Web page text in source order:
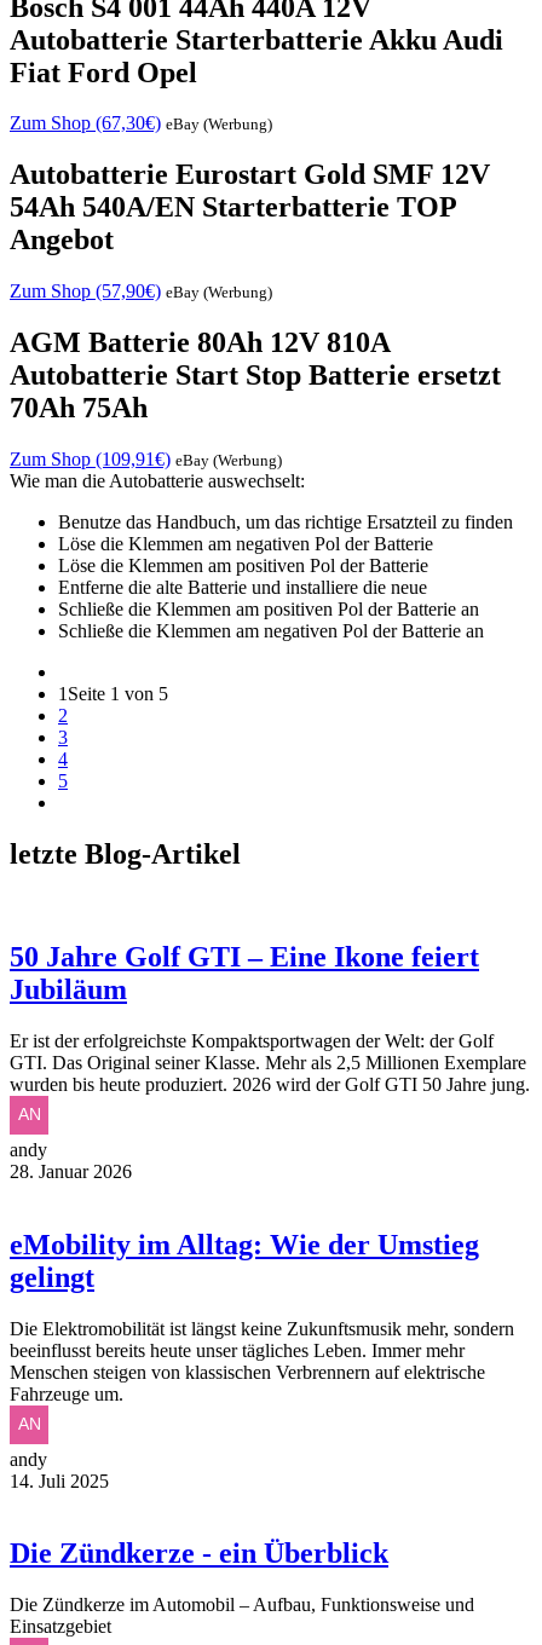
Bosch S4 001 44Ah 440A 12V
Autobatterie Starterbatterie Akku Audi
Fiat Ford Opel
Zum Shop (67,30€) eBay (Werbung)
Autobatterie Eurostart Gold SMF 12V
54Ah 540A/EN Starterbatterie TOP
Angebot
Zum Shop (57,90€) eBay (Werbung)
AGM Batterie 80Ah 12V 810A
Autobatterie Start Stop Batterie ersetzt
70Ah 75Ah
Zum Shop (109,91€) eBay (Werbung)
Wie man die Autobatterie auswechselt:
Benutze das Handbuch, um das richtige Ersatzteil zu finden
Löse die Klemmen am negativen Pol der Batterie
Löse die Klemmen am positiven Pol der Batterie
Entferne die alte Batterie und installiere die neue
Schließe die Klemmen am positiven Pol der Batterie an
Schließe die Klemmen am negativen Pol der Batterie an
1 Seite 1 von 5
2
3
4
5
letzte Blog-Artikel
50 Jahre Golf GTI – Eine Ikone feiert
Jubiläum
Er ist der erfolgreichste Kompaktsportwagen der Welt: der Golf
GTI. Das Original seiner Klasse. Mehr als 2,5 Millionen Exemplare
wurden bis heute produziert. 2026 wird der Golf GTI 50 Jahre jung.
andy
28. Januar 2026
eMobility im Alltag: Wie der Umstieg
gelingt
Die Elektromobilität ist längst keine Zukunftsmusik mehr, sondern
beeinflusst bereits heute unser tägliches Leben. Immer mehr
Menschen steigen von klassischen Verbrennern auf elektrische
Fahrzeuge um.
andy
14. Juli 2025
Die Zündkerze - ein Überblick
Die Zündkerze im Automobil – Aufbau, Funktionsweise und
Einsatzgebiet